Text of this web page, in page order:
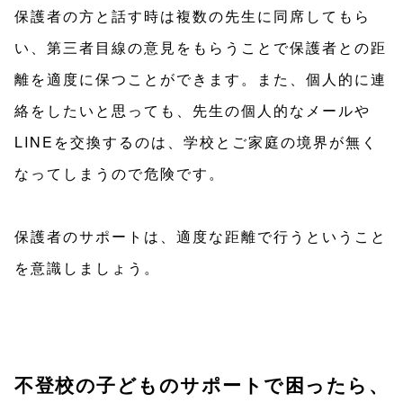
保護者の方と話す時は複数の先生に同席してもら
い、第三者目線の意見をもらうことで保護者との距
離を適度に保つことができます。また、個人的に連
絡をしたいと思っても、先生の個人的なメールや
LINEを交換するのは、学校とご家庭の境界が無く
なってしまうので危険です。
保護者のサポートは、適度な距離で行うということ
を意識しましょう。
不登校の子どものサポートで困ったら、